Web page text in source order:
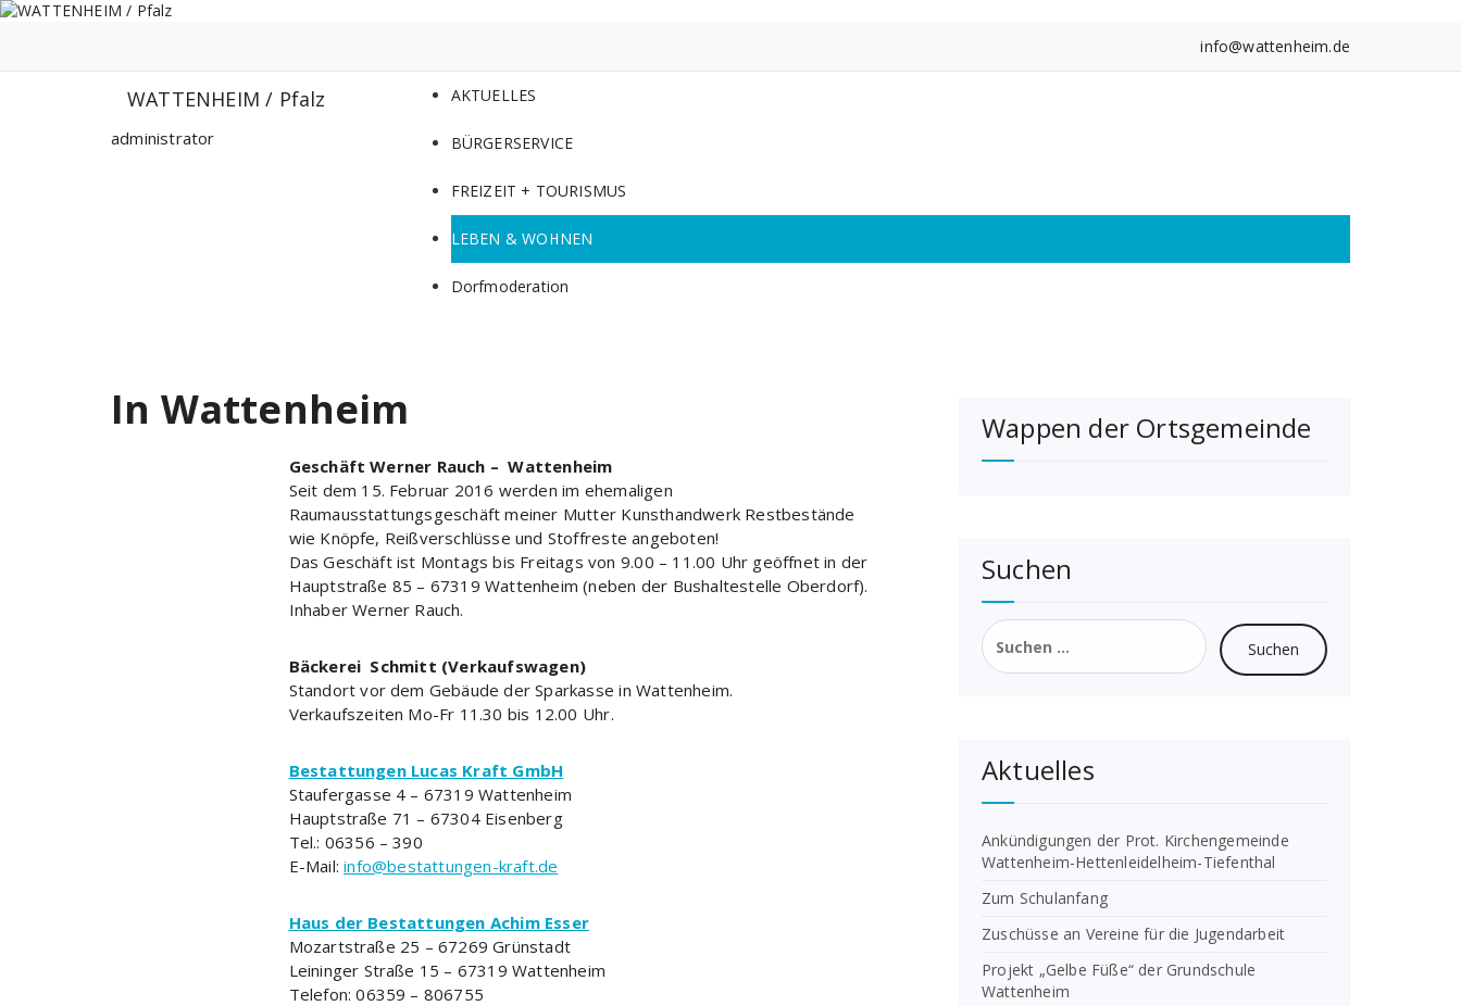
Zum
info@wattenheim.de
WATTENHEIM / Pfalz
administrator
AKTUELLES
BÜRGERSERVICE
FREIZEIT + TOURISMUS
LEBEN & WOHNEN
Dorfmoderation
In Wattenheim
Geschäft Werner Rauch – Wattenheim
Seit dem 15. Februar 2016 werden im ehemaligen
Raumausstattungsgeschäft meiner Mutter Kunsthandwerk Restbestände
wie Knöpfe, Reißverschlüsse und Stoffreste angeboten!
Das Geschäft ist Montags bis Freitags von 9.00 – 11.00 Uhr geöffnet in der
Hauptstraße 85 – 67319 Wattenheim (neben der Bushaltestelle Oberdorf).
Inhaber Werner Rauch.
Bäckerei Schmitt (Verkaufswagen)
Standort vor dem Gebäude der Sparkasse in Wattenheim.
Verkaufszeiten Mo-Fr 11.30 bis 12.00 Uhr.
Bestattungen Lucas Kraft GmbH
Staufergasse 4 – 67319 Wattenheim
Hauptstraße 71 – 67304 Eisenberg
Tel.: 06356 – 390
E-Mail:info@bestattungen-kraft.de
Haus der Bestattungen Achim Esser
Mozartstraße 25 – 67269 Grünstadt
Leininger Straße 15 – 67319 Wattenheim
Telefon: 06359 – 806755
Wappen der Ortsgemeinde
Suchen
Suchen
nach:
Aktuelles
Ankündigungen der Prot. Kirchengemeinde
Wattenheim-Hettenleidelheim-Tiefenthal
Zum Schulanfang
Zuschüsse an Vereine für die Jugendarbeit
Projekt „Gelbe Füße“ der Grundschule
Wattenheim